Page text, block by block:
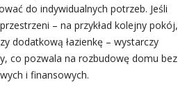
do indywidualnych potrzeb. Jeśli
– na przykład kolejny pokój,
dodatkową łazienkę – wystarczy
co pozwala na rozbudowę domu bez
i finansowych.